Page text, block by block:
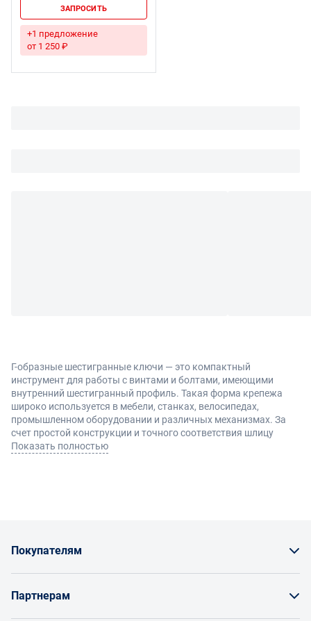
ЗАПРОСИТЬ
+1 предложение
от 1 250 ₽
Г-образные шестигранные ключи — это компактный
инструмент для работы с винтами и болтами, имеющими
внутренний шестигранный профиль. Такая форма крепежа
широко используется в мебели, станках, велосипедах,
промышленном оборудовании и различных механизмах. За
счет простой конструкции и точного соответствия шлицу
инструмент обеспечивает надежный контакт и удобство при
рабочей стороной, что позволяет выбирать оптимальный
усилия.
Основные преимущества:
удобство доступа в ограниченном пространстве
Показать полностью
Покупателям
Партнерам